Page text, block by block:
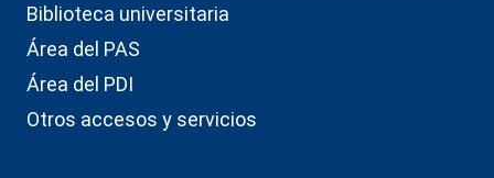
Biblioteca universitaria
Área del PAS
Área del PDI
Otros accesos y servicios